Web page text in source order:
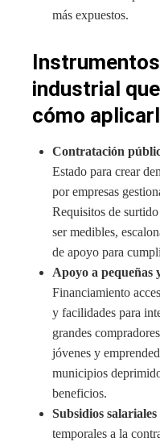
más expuestos.
industrial
cómo
Contratación
Estado para crear
por empresas
Requisitos de
ser medibles,
de apoyo para
Apoyo a pequeñas
Financiamiento
y facilidades para
grandes
jóvenes y
municipios
beneficios.
Subsidios
temporales a la